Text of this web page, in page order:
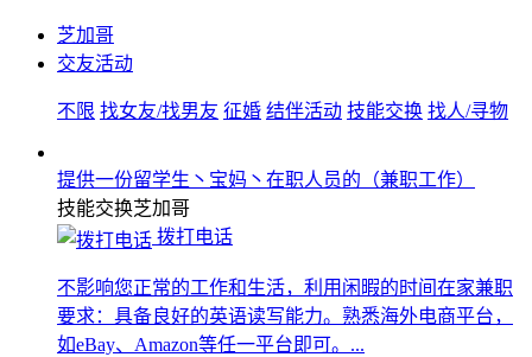
芝加哥
交友活动
不限 找女友/找男友 征婚 结伴活动 技能交换 找人/寻物
提供一份留学生丶宝妈丶在职人员的（兼职工作）
技能交换芝加哥
拨打电话
不影响您正常的工作和生活，利用闲暇的时间在家兼职
要求：具备良好的英语读写能力。熟悉海外电商平台，
如eBay、Amazon等任一平台即可。...